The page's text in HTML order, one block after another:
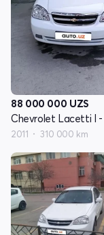
88 000 000 UZS
Chevrolet Lacetti I -
2011 310 000 km